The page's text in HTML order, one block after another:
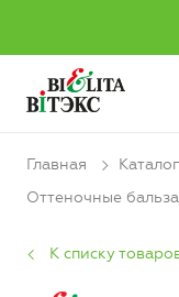
Главная Каталог
Оттеночные
К списку